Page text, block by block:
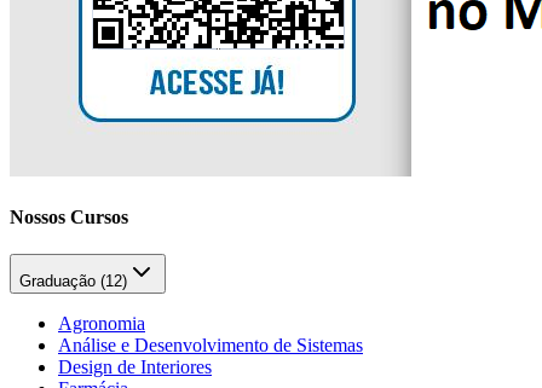
Nossos Cursos
Graduação (12)
Agronomia
Análise e Desenvolvimento de Sistemas
Design de Interiores